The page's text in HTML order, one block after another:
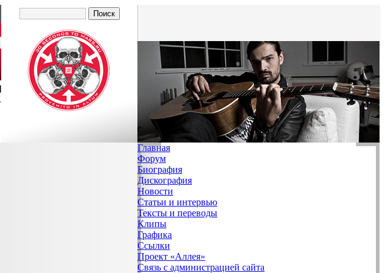
Главная
Форум
Биография
Дискография
Новости
Статьи и интервью
Тексты и переводы
Клипы
Графика
Ссылки
Проект «Аллея»
Связь с администрацией сайта